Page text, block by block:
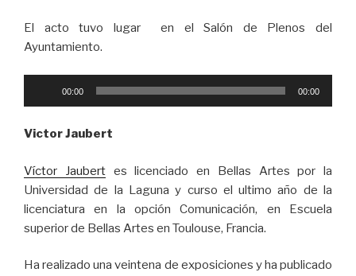
El acto tuvo lugar en el Salón de Plenos del
Ayuntamiento.
00:00 00:00
Victor Jaubert
Víctor Jaubertes licenciado en Bellas Artes por la
Universidad de la Laguna y curso el ultimo año de la
licenciatura en la opción Comunicación, en Escuela
superior de Bellas Artes en Toulouse, Francia.
Ha realizado una veintena de exposiciones y ha publicado